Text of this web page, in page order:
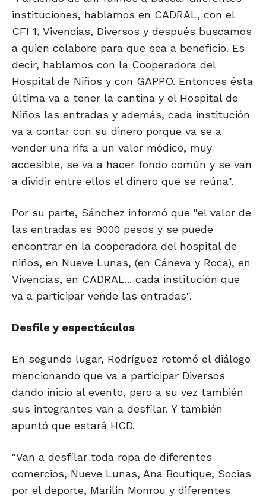
instituciones, hablamos en CADRAL, con el
CFI 1, Vivencias, Diversos y después buscamos
a quien colabore para que sea a beneficio. Es
decir, hablamos con la Cooperadora del
Hospital de Niños y con GAPPO. Entonces ésta
última va a tener la cantina y el Hospital de
Niños las entradas y además, cada institución
va a contar con su dinero porque va se a
vender una rifa a un valor módico, muy
accesible, se va a hacer fondo común y se van
a dividir entre ellos el dinero que se reúna".
Por su parte, Sánchez informó que "el valor de
las entradas es 9000 pesos y se puede
encontrar en la cooperadora del hospital de
niños, en Nueve Lunas, (en Cáneva y Roca), en
Vivencias, en CADRAL... cada institución que
va a participar vende las entradas".
Desfile y espectáculos
En segundo lugar, Rodríguez retomó el diálogo
mencionando que va a participar Diversos
dando inicio al evento, pero a su vez también
sus integrantes van a desfilar. Y también
apuntó que estará HCD.
"Van a desfilar toda ropa de diferentes
comercios, Nueve Lunas, Ana Boutique, Socias
por el deporte, Marilin Monrou y diferentes